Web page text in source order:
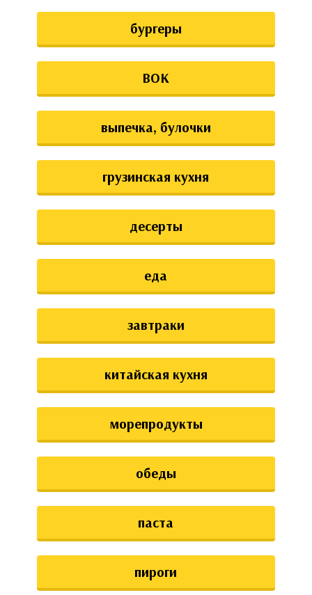
бургеры
ВОК
выпечка, булочки
грузинская кухня
десерты
еда
завтраки
китайская кухня
морепродукты
обеды
паста
пироги